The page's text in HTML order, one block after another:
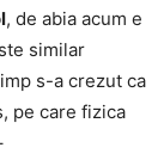
, de abia acum e
similar
s-a crezut ca
pe care fizica